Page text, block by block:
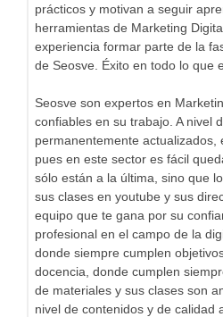
prácticos y motivan a seguir
herramientas de Marketing
experiencia formar parte de la
de Seosve. Éxito en todo lo que
Seosve son expertos en
confiables en su trabajo. A nivel
permanentemente actualizados,
pues en este sector es fácil
sólo están a la última, sino que
sus clases en youtube y sus
equipo que te gana por su
profesional en el campo de la
donde siempre cumplen
docencia, donde cumplen
de materiales y sus clases son
nivel de contenidos y de calidad